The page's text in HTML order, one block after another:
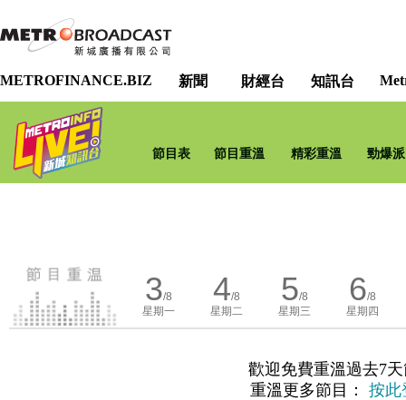
METROFINANCE.BIZ 新聞 財經台 知訊台
節目表 節目重溫 精彩重溫 勁爆
3/8
星期一
4/8
星期二
5/8
星期三
6/8
星期四
歡迎免費重溫過去7
重溫更多節目：按此